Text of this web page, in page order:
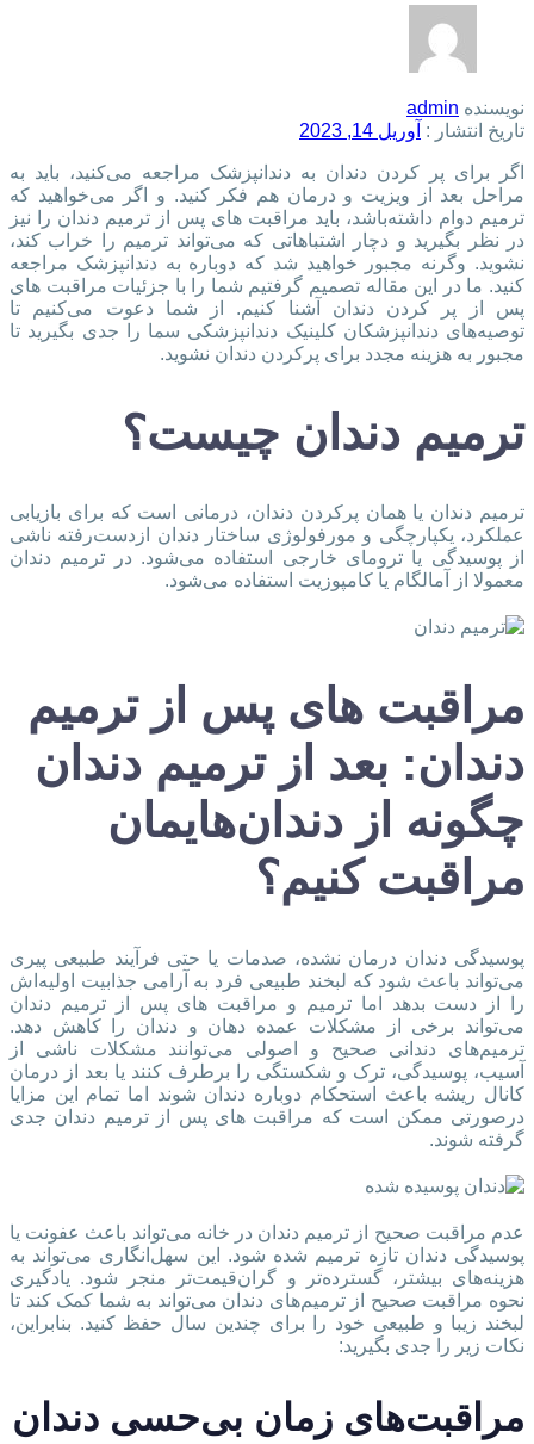
نویسنده admin
تاریخ انتشار :
آوریل 14, 2023
اگر برای پر کردن دندان به دندانپزشک مراجعه می‌کنید، باید به
مراحل بعد از ویزیت و درمان هم فکر کنید. و اگر می‌خواهید که
ترمیم دوام داشته‌باشد، باید مراقبت‌ های پس از ترمیم دندان را نیز
در نظر بگیرید و دچار اشتباهاتی که می‌تواند ترمیم را خراب کند،
نشوید. وگرنه مجبور خواهید شد که دوباره به دندانپزشک مراجعه
کنید. ما در این مقاله تصمیم گرفتیم شما را با جزئیات مراقبت های
پس از پر کردن دندان آشنا کنیم. از شما دعوت می‌کنیم تا
توصیه‌های دندانپزشکان کلینیک دندانپزشکی سما را جدی بگیرید تا
مجبور به هزینه مجدد برای پرکردن دندان نشوید.
ترمیم دندان چیست؟
ترمیم دندان یا همان پرکردن دندان، درمانی است که برای بازیابی
عملکرد، یکپارچگی و مورفولوژی ساختار دندان ازدست‌رفته ناشی
از پوسیدگی یا ترومای خارجی استفاده می‌شود. در ترمیم دندان
معمولا از آمالگام یا کامپوزیت استفاده می‌شود.
مراقبت‌ های پس از ترمیم
دندان: بعد از ترمیم دندان
چگونه از دندان‌هایمان
مراقبت کنیم؟
پوسیدگی دندان درمان نشده، صدمات یا حتی فرآیند طبیعی پیری
می‌تواند باعث شود که لبخند طبیعی فرد به آرامی جذابیت اولیه‌اش
را از دست بدهد اما ترمیم و مراقبت‌ های پس از ترمیم دندان
می‌تواند برخی از مشکلات عمده‌ دهان و دندان را کاهش دهد.
ترمیم‌های دندانی صحیح و اصولی می‌توانند مشکلات ناشی از
آسیب، پوسیدگی، ترک و شکستگی را برطرف کنند یا بعد از درمان
کانال ریشه باعث استحکام دوباره دندان شوند اما تمام این مزایا
درصورتی ممکن است که مراقبت‌ های پس از ترمیم دندان جدی
گرفته شوند.
عدم مراقبت صحیح از ترمیم دندان در خانه می‌تواند باعث عفونت یا
پوسیدگی دندان تازه ترمیم شده شود. این سهل‌انگاری می‌تواند به
هزینه‌های بیشتر، گسترده‌تر و گران‌قیمت‌تر منجر شود. یادگیری
نحوه مراقبت صحیح از ترمیم‌های دندان می‌تواند به شما کمک کند تا
لبخند زیبا و طبیعی خود را برای چندین سال حفظ کنید. بنابراین،
نکات زیر را جدی بگیرید:
مراقبت‌های زمان بی‌حسی دندان